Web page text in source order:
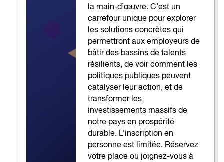
la main-d’œuvre. C’est un
carrefour unique pour explorer
les solutions concrètes qui
permettront aux employeurs de
bâtir des bassins de talents
résilients, de voir comment les
politiques publiques peuvent
catalyser leur action, et de
transformer les
investissements massifs de
notre pays en prospérité
durable. L’inscription en
personne est limitée. Réservez
votre place ou joignez-vous à